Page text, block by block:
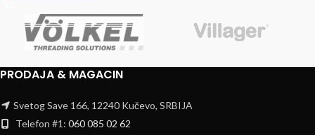
PRODAJA & MAGACIN
Svetog Save 166, 12240 Kučevo, SRBIJA
Telefon #1: 060 085 02 62